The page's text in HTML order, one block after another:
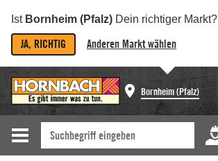
Ist Bornheim (Pfalz) Dein richtiger Markt?
JA, RICHTIG Anderen Markt wählen
Bornheim (Pfalz)